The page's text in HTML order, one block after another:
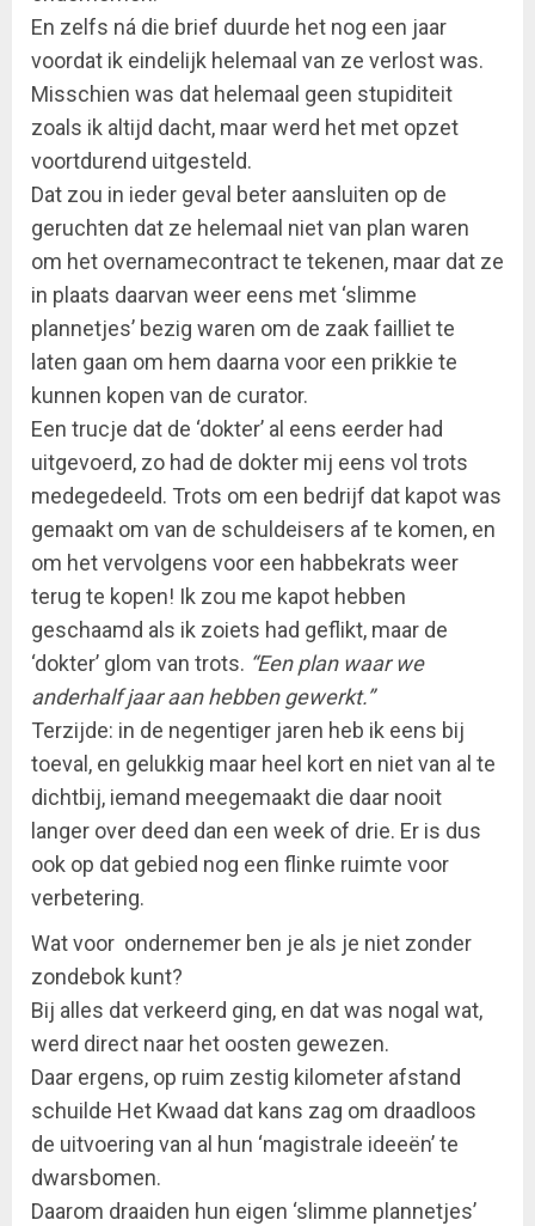
En zelfs ná die brief duurde het nog een jaar
voordat ik eindelijk helemaal van ze verlost was.
Misschien was dat helemaal geen stupiditeit
zoals ik altijd dacht, maar werd het met opzet
voortdurend uitgesteld.
Dat zou in ieder geval beter aansluiten op de
geruchten dat ze helemaal niet van plan waren
om het overnamecontract te tekenen, maar dat ze
in plaats daarvan weer eens met ‘slimme
plannetjes’ bezig waren om de zaak failliet te
laten gaan om hem daarna voor een prikkie te
kunnen kopen van de curator.
Een trucje dat de ‘dokter’ al eens eerder had
uitgevoerd, zo had de dokter mij eens vol trots
medegedeeld. Trots om een bedrijf dat kapot was
gemaakt om van de schuldeisers af te komen, en
om het vervolgens voor een habbekrats weer
terug te kopen! Ik zou me kapot hebben
geschaamd als ik zoiets had geflikt, maar de
‘dokter’ glom van trots. “Een plan waar we
anderhalf jaar aan hebben gewerkt.”
Terzijde: in de negentiger jaren heb ik eens bij
toeval, en gelukkig maar heel kort en niet van al te
dichtbij, iemand meegemaakt die daar nooit
langer over deed dan een week of drie. Er is dus
ook op dat gebied nog een flinke ruimte voor
verbetering.
Wat voor ondernemer ben je als je niet zonder
zondebok kunt?
Bij alles dat verkeerd ging, en dat was nogal wat,
werd direct naar het oosten gewezen.
Daar ergens, op ruim zestig kilometer afstand
schuilde Het Kwaad dat kans zag om draadloos
de uitvoering van al hun ‘magistrale ideeën’ te
dwarsbomen.
Daarom draaiden hun eigen ‘slimme plannetjes’